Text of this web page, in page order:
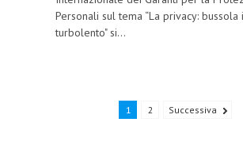
CORSI ENTI TERZI
Personali sul tema “La privacy: bussola
turbolento" si...
1 2 Successiva